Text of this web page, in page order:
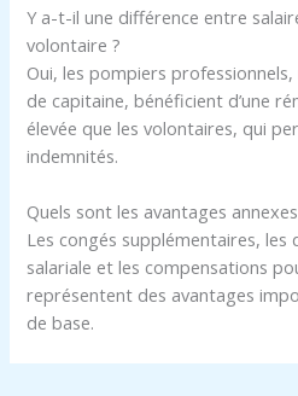
Y a-t-il une différence entre
volontaire ?
Oui, les pompiers
de capitaine, bénéficient d’une
élevée que les volontaires, qui
indemnités.
Quels sont les avantages
Les congés supplémentaires, les
salariale et les compensations
représentent des avantages
de base.